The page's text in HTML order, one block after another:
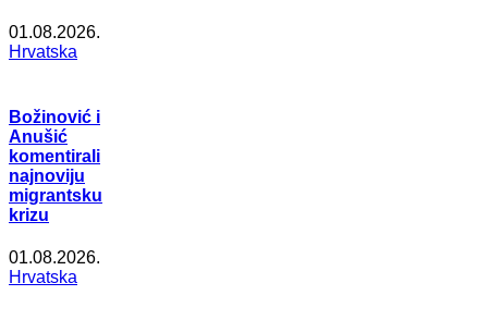
01.08.2026.
Hrvatska
Božinović i
Anušić
komentirali
najnoviju
migrantsku
krizu
01.08.2026.
Hrvatska